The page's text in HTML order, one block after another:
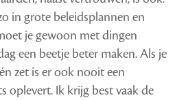
in grote beleidsplannen en
je gewoon met dingen
een beetje beter maken. Als je
zet is er ook nooit een
oplevert. Ik krijg best vaak de